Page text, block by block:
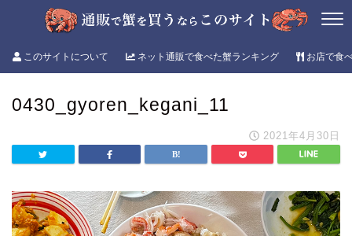
このサイトについて ネット通販で食べた蟹ランキング お店で食
0430_gyoren_kegani_11
2021年4月30日